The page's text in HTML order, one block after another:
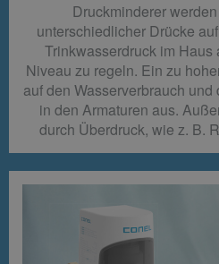
Druckminderer
unterschiedlicher Drücke
Trinkwasserdruck im
Niveau zu regeln. Ein zu
auf den Wasserverbrauch
in den Armaturen aus.
durch Überdruck, wie z. B.